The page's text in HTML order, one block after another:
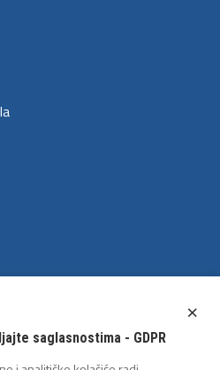
saglasnostima - GDPR
×